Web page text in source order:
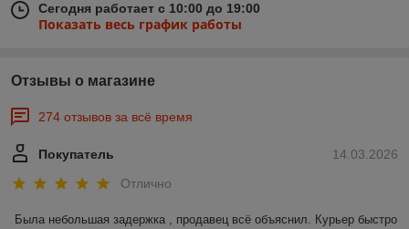
Сегодня работает с 10:00 до 19:00
Показать весь график работы
Отзывы о магазине
274 отзывов за всё время
14.03.2026
Покупатель
Отлично
Была небольшая задержка , продавец всё объяснил. Курьер быстро